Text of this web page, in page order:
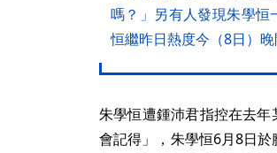
嗎？」另有人發現朱學
恒繼昨日熱度今（8日）晚
朱學恒遭鍾沛君指控在去
會記得」，朱學恒6月8日